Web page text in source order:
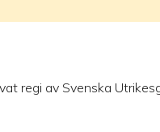
regi av Svenska